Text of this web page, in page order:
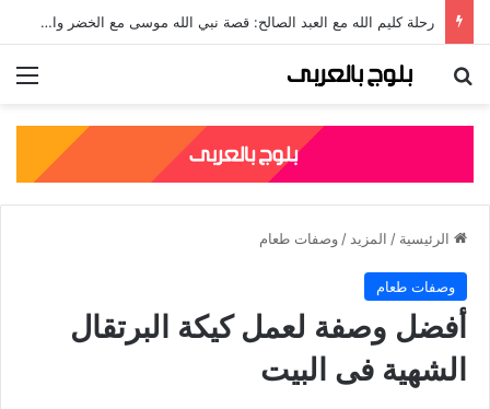
رحلة كليم الله مع العبد الصالح: قصة نبي الله موسى مع الخضر والدروس المستفادة منها
بحث عن
الرئيسية / المزيد / وصفات طعام
وصفات طعام
أفضل وصفة لعمل كيكة البرتقال
الشهية فى البيت